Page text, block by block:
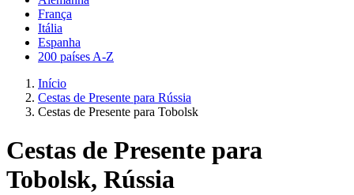
França
Itália
Espanha
200 países A-Z
Início
Cestas de Presente para Rússia
Cestas de Presente para Tobolsk
Cestas de Presente para
Tobolsk, Rússia